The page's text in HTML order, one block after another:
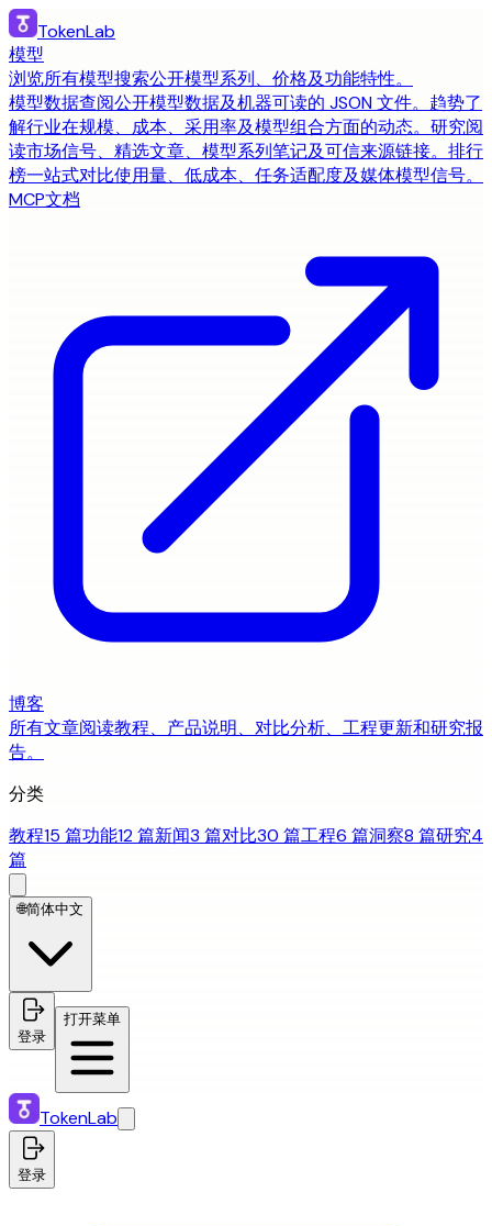
TokenLab
模型
浏览所有模型搜索公开模型系列、价格及功能特性。
模型数据查阅公开模型数据及机器可读的 JSON 文件。 趋势了
解行业在规模、成本、采用率及模型组合方面的动态。 研究阅
读市场信号、精选文章、模型系列笔记及可信来源链接。 排行
榜一站式对比使用量、低成本、任务适配度及媒体模型信号。
MCP文档
博客
所有文章阅读教程、产品说明、对比分析、工程更新和研究报
告。
分类
教程15 篇功能12 篇新闻3 篇对比30 篇工程6 篇洞察8 篇研究4
篇
🌐简体中文
登录
打开菜单
TokenLab
登录